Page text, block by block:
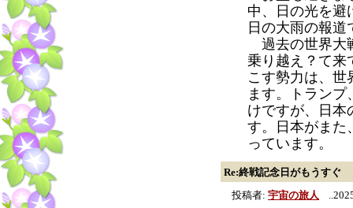
中、日の光を避
日の大雨の報
過去の世界大
乗り越え？て来
こす勢力は、世
ます。トラン
けですが、日本
す。日本がまた
っています。
Re:終戦記念日がもうすぐ
投稿者: 宇宙の旅人